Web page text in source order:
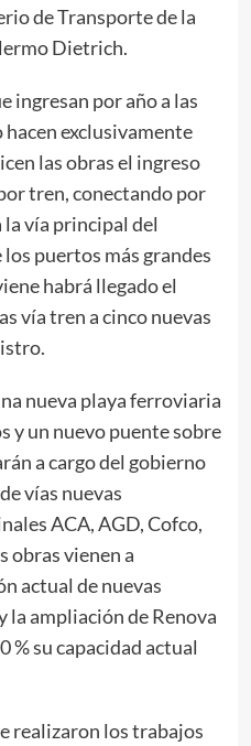
de Transporte de la
Dietrich.
ingresan por año a las
exclusivamente
las obras el ingreso
tren, conectando por
vía principal del
puertos más grandes
habrá llegado el
vía tren a cinco nuevas
nueva playa ferroviaria
y un nuevo puente sobre
a cargo del gobierno
vías nuevas
ACA, AGD, Cofco,
obras vienen a
actual de nuevas
la ampliación de Renova
% su capacidad actual
realizaron los trabajos